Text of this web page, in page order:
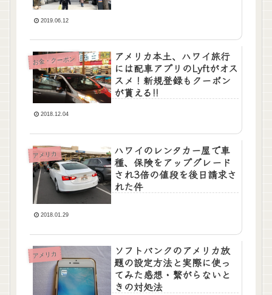
2019.06.12
お金・クーポン
アメリカ本土、ハワイ旅行
には配車アプリのLyftがオス
スメ！新規登録もクーポン
が貰える!!
2018.12.04
アメリカ
ハワイのレンタカー屋で車
種、保険をアップグレード
され3倍の値段を後日請求さ
れた件
2018.01.29
アメリカ
ソフトバンクのアメリカ放
題の設定方法と実際に使っ
てみた感想・繋がらないと
きの対処法